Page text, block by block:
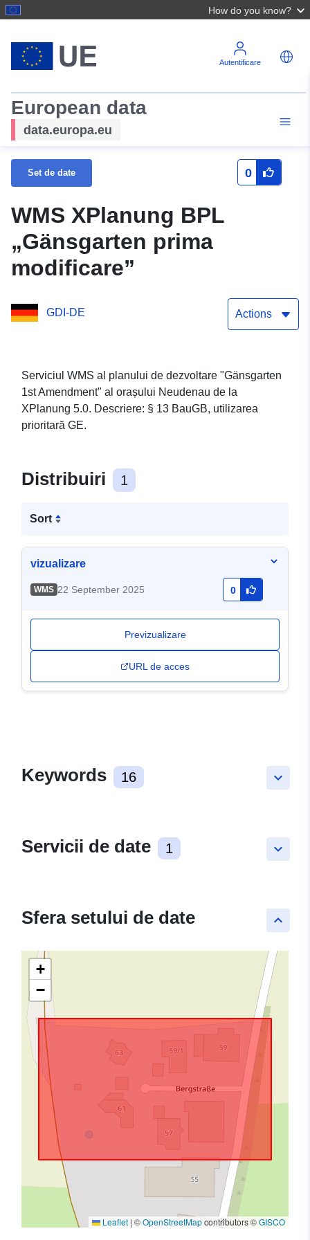
How do you know?
Autentificare
European data
data.europa.eu
Set de date 0
WMS XPlanung BPL
„Gänsgarten prima
modificare”
GDI-DE Actions
Serviciul WMS al planului de dezvoltare "Gänsgarten
1st Amendment" al orașului Neudenau de la
XPlanung 5.0. Descriere: § 13 BauGB, utilizarea
prioritară GE.
Distribuiri 1
Sort
vizualizare
WMS 22 September 2025 0
Previzualizare
URL de acces
keyboard_arrow_down
Keywords 16
keyboard_arrow_down
Servicii de date 1
keyboard_arrow_up
Sfera setului de date
+
−
Leaflet | ©OpenStreetMapcontributors ©GISCO